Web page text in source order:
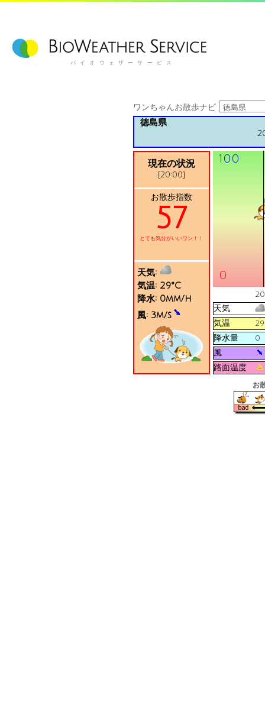
バイオウェザーサービス
ワンちゃんお散歩ナビ
徳島県
現在の状況
[20:00]
お散歩指数
57
とても気分がいいワン！！
天気:
気温: 29°C
降水: 0mm/h
風: 3m/s
100
0
20
天気
気温
29
降水量 0
風
路面温度
お